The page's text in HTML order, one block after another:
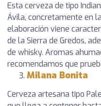
Esta cerveza de tipo
Ávila, concretamente en
elaboración viene
de la Sierra de Gredos,
de whisky. Aromas
recomendamos que
Milana Bonita
Cerveza artesana tipo